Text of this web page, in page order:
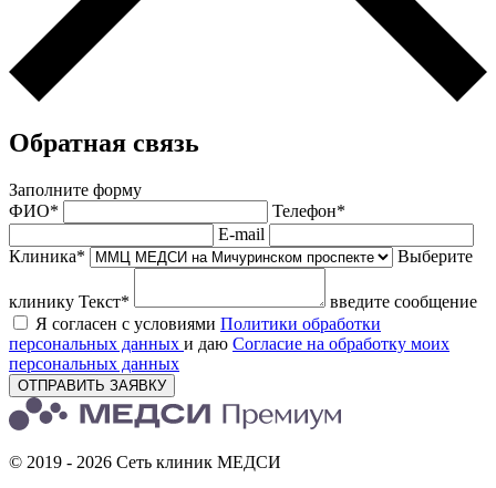
Обратная связь
Заполните форму
ФИО*
Телефон*
E-mail
Клиника*
Выберите
клинику Текст*
введите сообщение
Я согласен с условиями Политики обработки
персональных данных и даю Согласие на обработку моих
персональных данных
ОТПРАВИТЬ ЗАЯВКУ
© 2019 - 2026 Сеть клиник МЕДСИ